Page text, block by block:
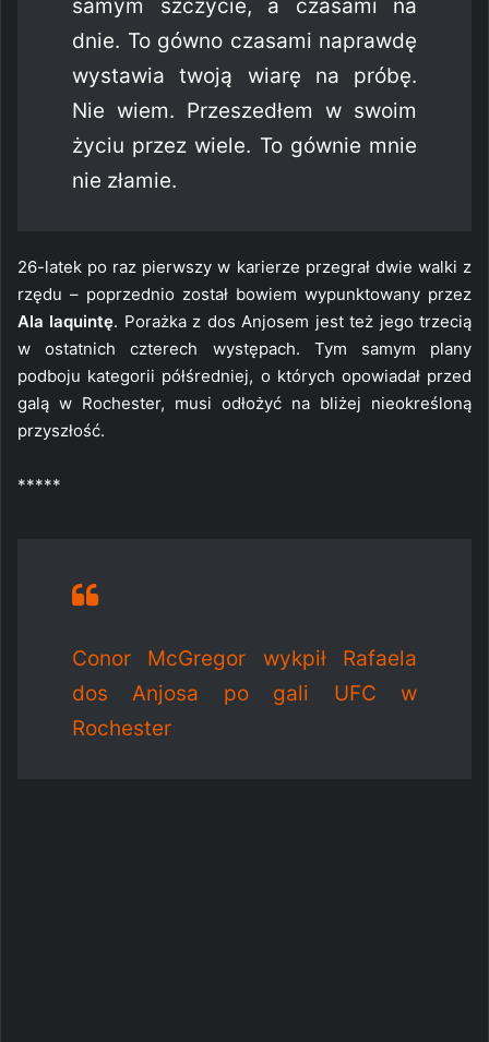
samym szczycie, a czasami na
dnie. To gówno czasami naprawdę
wystawia twoją wiarę na próbę.
Nie wiem. Przeszedłem w swoim
życiu przez wiele. To gównie mnie
nie złamie.
26-latek po raz pierwszy w karierze przegrał dwie walki z
rzędu – poprzednio został bowiem wypunktowany przez
Ala Iaquintę. Porażka z dos Anjosem jest też jego trzecią
w ostatnich czterech występach. Tym samym plany
podboju kategorii półśredniej, o których opowiadał przed
galą w Rochester, musi odłożyć na bliżej nieokreśloną
przyszłość.
*****
Conor McGregor wykpił Rafaela
dos Anjosa po gali UFC w
Rochester